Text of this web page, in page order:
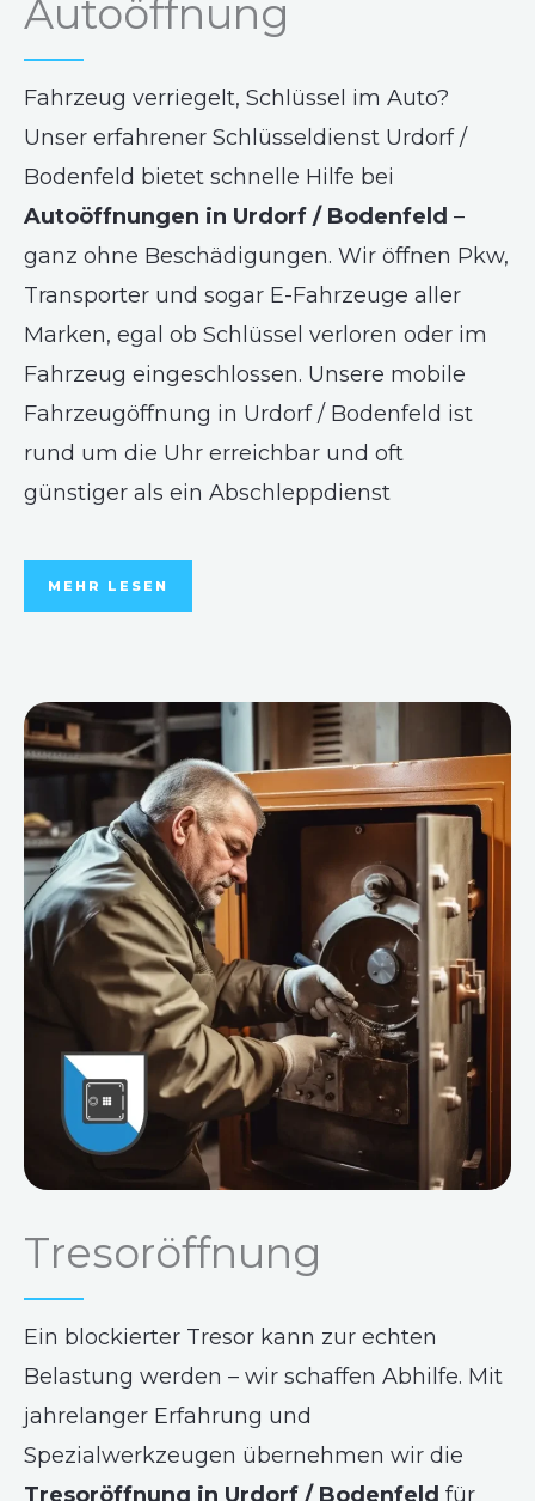
Autoöffnung
Fahrzeug verriegelt, Schlüssel im Auto?
Unser erfahrener Schlüsseldienst Urdorf /
Bodenfeld bietet schnelle Hilfe bei
Autoöffnungen in Urdorf / Bodenfeld –
ganz ohne Beschädigungen. Wir öffnen Pkw,
Transporter und sogar E-Fahrzeuge aller
Marken, egal ob Schlüssel verloren oder im
Fahrzeug eingeschlossen. Unsere mobile
Fahrzeugöffnung in Urdorf / Bodenfeld ist
rund um die Uhr erreichbar und oft
günstiger als ein Abschleppdienst
MEHR LESEN
Tresoröffnung
Ein blockierter Tresor kann zur echten
Belastung werden – wir schaffen Abhilfe. Mit
jahrelanger Erfahrung und
Spezialwerkzeugen übernehmen wir die
Tresoröffnung in Urdorf / Bodenfeld für